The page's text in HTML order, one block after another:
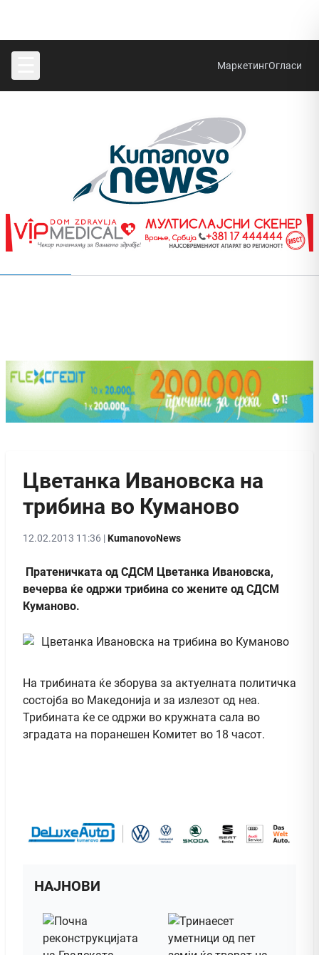
МаркетингОгласи
Цветанка Ивановска на
трибина во Куманово
12.02.2013 11:36 |KumanovoNews
Пратеничката од СДСМ Цветанка Ивановска,
вечерва ќе одржи трибина со жените од СДСМ
Куманово.
На трибината ќе зборува за актуелната политичка
состојба во Македонија и за излезот од неа.
Трибината ќе се одржи во кружната сала во
зградата на поранешен Комитет во 18 часот.
НАЈНОВИ